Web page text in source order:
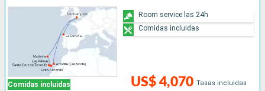
Comidas incluidas US$ 4,070 Tasas incluidas
Room service las 24h
Comidas incluidas